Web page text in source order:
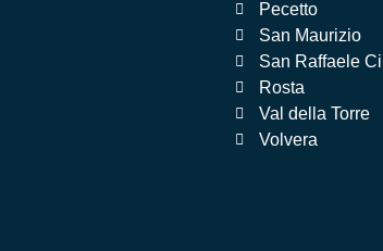
Pecetto
San Maurizio
San Raffaele
Rosta
Val della Torre
Volvera